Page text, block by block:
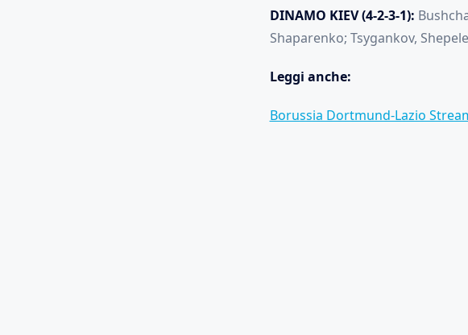
DINAMO KIEV (4-2-3-1):
Shaparenko; Tsygankov,
Leggi anche:
Borussia Dortmund-Lazio